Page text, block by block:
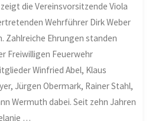
die Vereinsvorsitzende Viola
Wehrführer Dirk Weber
Zahlreiche Ehrungen standen
Freiwilligen Feuerwehr
Winfried Abel, Klaus
Jürgen Obermark, Rainer Stahl,
Wermuth dabei. Seit zehn Jahren
…